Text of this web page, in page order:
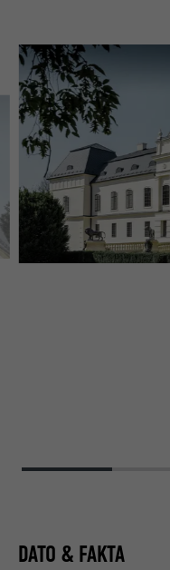
DATO & FAKTA